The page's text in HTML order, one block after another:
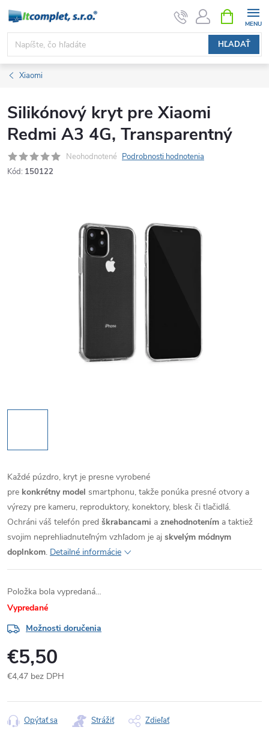
Prejsť
obsah
HĽADAŤ
KOŠÍK
Xiaomi
Silikónový kryt pre Xiaomi
Redmi A3 4G, Transparentný
Neohodnotené Podrobnosti hodnotenia
Kód: 150122
Každé púzdro, kryt je presne vyrobené
pre konkrétny model smartphonu, takže ponúka presné otvory a
výrezy pre kameru, reproduktory, konektory, blesk či tlačidlá.
Ochráni váš telefón pred škrabancami a znehodnotením a taktiež
svojim neprehliadnuteľným vzhľadom je aj skvelým módnym
doplnkom. Detailné informácie
Položka bola vypredaná…
Vypredané
Možnosti doručenia
€5,50
€4,47 bez DPH
cena:
Opýtať sa Strážiť Zdieľať